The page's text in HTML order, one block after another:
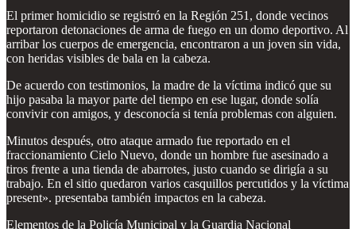
El primer homicidio se registró en la Región 251, donde vecinos
reportaron detonaciones de arma de fuego en un domo deportivo. Al
arribar los cuerpos de emergencia, encontraron a un joven sin vida,
con heridas visibles de bala en la cabeza.
De acuerdo con testimonios, la madre de la víctima indicó que su
hijo pasaba la mayor parte del tiempo en ese lugar, donde solía
convivir con amigos, y desconocía si tenía problemas con alguien.
Minutos después, otro ataque armado fue reportado en el
fraccionamiento Cielo Nuevo, donde un hombre fue asesinado a
tiros frente a una tienda de abarrotes, justo cuando se dirigía a su
trabajo. En el sitio quedaron varios casquillos percutidos y la víctima
present». presentaba también impactos en la cabeza.
Elementos de la Policía Municipal y la Guardia Nacional